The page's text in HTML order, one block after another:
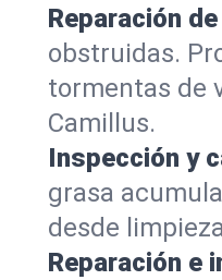
Reparación
obstruidas.
tormentas de
Camillus.
Inspección y
grasa
desde
Reparación e